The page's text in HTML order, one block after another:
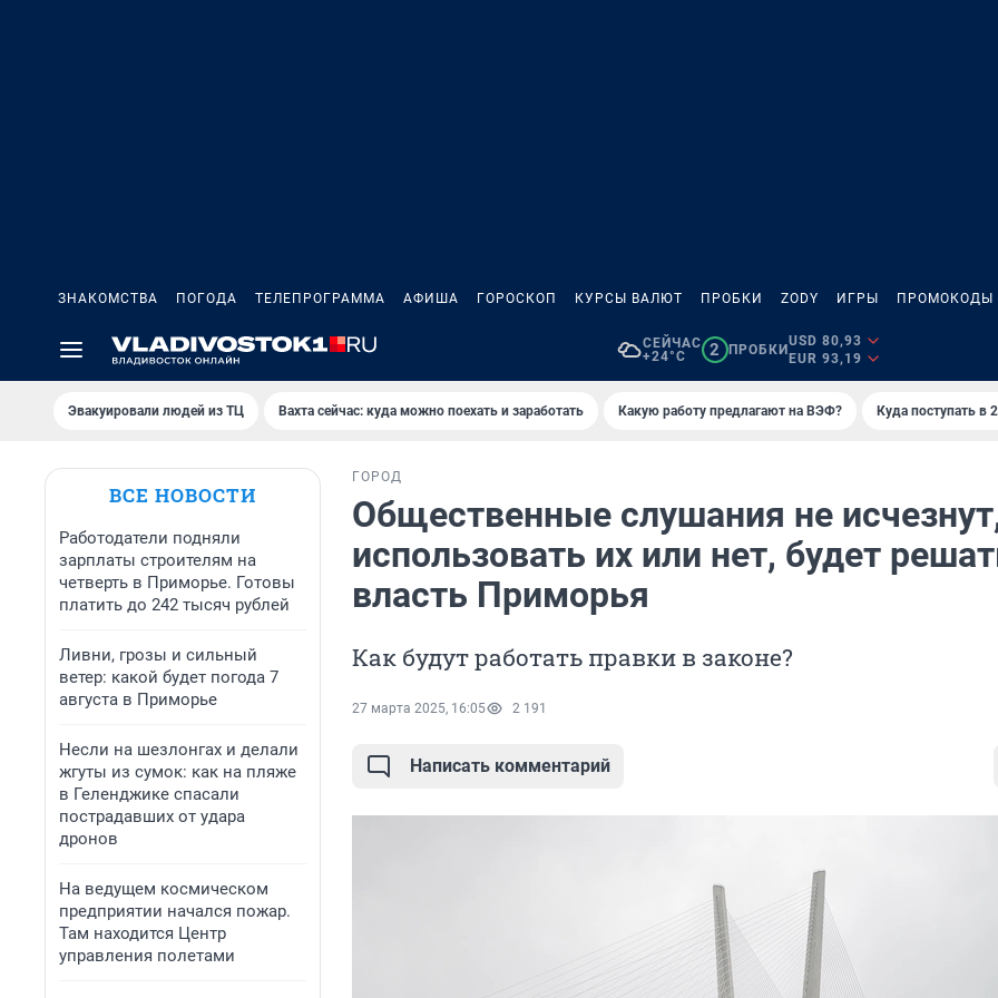
ЗНАКОМСТВА ПОГОДА ТЕЛЕПРОГРАММА АФИША ГОРОСКОП КУРСЫ ВАЛЮТ ПРОБКИ ZODY ИГРЫ ПРОМОКОДЫ
СЕЙЧАС
+24°C
2 ПРОБКИ
USD 80,93
EUR 93,19
Эвакуировали людей из ТЦ Вахта сейчас: куда можно поехать и заработать Какую работу предлагают на ВЭФ? Куда поступать в
ВСЕ НОВОСТИ
Работодатели подняли
зарплаты строителям на
четверть в Приморье. Готовы
платить до 242 тысяч рублей
Ливни, грозы и сильный
ветер: какой будет погода 7
августа в Приморье
Несли на шезлонгах и делали
жгуты из сумок: как на пляже
в Геленджике спасали
пострадавших от удара
дронов
На ведущем космическом
предприятии начался пожар.
Там находится Центр
управления полетами
ГОРОД
Общественные слушания не
использовать их или нет, будет
власть Приморья
Как будут работать правки в законе?
27 марта 2025, 16:05 2 191
Написать комментарий